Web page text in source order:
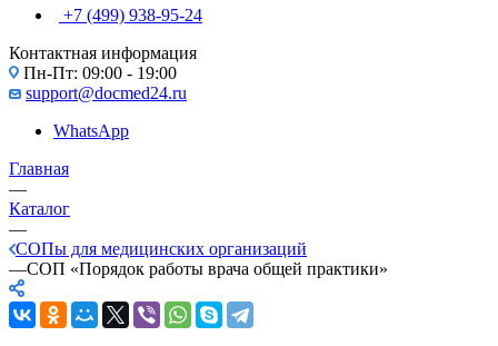
+7 (499) 938-95-24
Контактная информация
Пн-Пт: 09:00 - 19:00
support@docmed24.ru
WhatsApp
Главная
—
Каталог
—
СОПы для медицинских организаций
—СОП «Порядок работы врача общей практики»